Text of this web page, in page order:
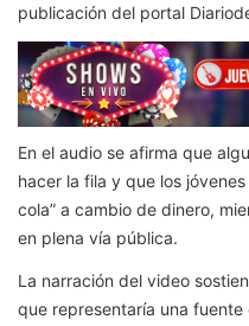
publicación del portal
En el audio se afirma que
hacer la fila y que los
cola” a cambio de dinero,
en plena vía pública.
La narración del video
que representaría una